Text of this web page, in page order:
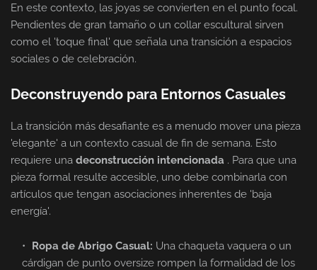
En este contexto, las joyas se convierten en el punto focal.
Pendientes de gran tamaño o un collar escultural sirven
como el 'toque final' que señala una transición a espacios
sociales o de celebración.
Deconstruyendo para Entornos Casuales
La transición más desafiante es a menudo mover una pieza
'elegante' a un contexto casual de fin de semana. Esto
requiere una deconstrucción intencionada . Para que una
pieza formal resulte accesible, uno debe combinarla con
artículos que tengan asociaciones inherentes de 'baja
energía'.
Ropa de Abrigo Casual: Una chaqueta vaquera o un
cárdigan de punto oversize rompen la formalidad de los